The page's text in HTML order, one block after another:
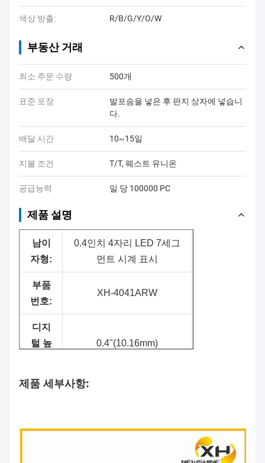
색상 방출: R/B/G/Y/O/W
부동산 거래
최소 주문 수량 500개
표준 포장
발포솜을 넣은 후 판지 상자에 넣습니
다.
배달 시간 10~15일
지불 조건 T/T, 웨스트 유니온
공급능력 일 당 100000 PC
제품 설명
남이
자형:
0.4인치 4자리 LED 7세그
먼트 시계 표시
부품
번호:
XH-4041ARW
디지
털 높
0.4"(10.16mm)
표면
세그
제품 세부사항: